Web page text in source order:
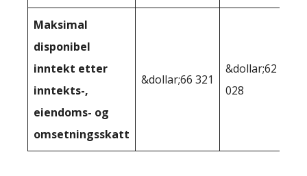
Maksimal
disponibel
inntekt etter
inntekts-,
eiendoms- og
omsetningsskatt
&dollar;66 321
&dollar;62
028